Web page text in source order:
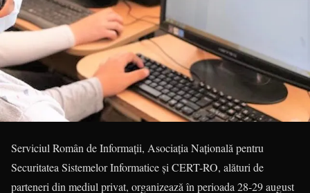
Serviciul Român de Informaţii, Asociaţia Naţională pentru
Securitatea Sistemelor Informatice şi CERT-RO, alături de
parteneri din mediul privat, organizează în perioada 28-29 august